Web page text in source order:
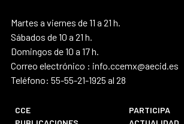
Martes a viernes de 11 a 21 h.
Sábados de 10 a 21 h.
Domingos de 10 a 17 h.
Correo electrónico : info.ccemx@aecid.es
Teléfono: 55-55-21-1925 al 28
CCE
PARTICIPA